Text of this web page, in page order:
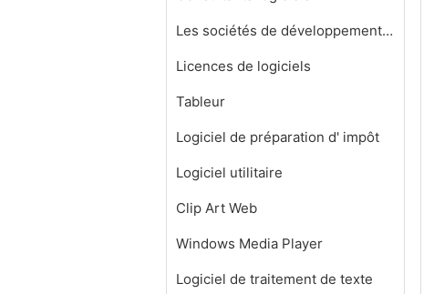
Les sociétés de développement de logiciels
Licences de logiciels
Tableur
Logiciel de préparation d' impôt
Logiciel utilitaire
Clip Art Web
Windows Media Player
Logiciel de traitement de texte